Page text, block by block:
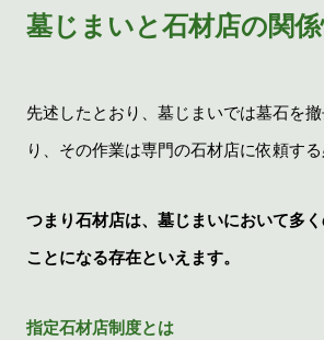
墓じまいと石材店の関
先述したとおり、墓じまいでは墓石を
り、その作業は専門の石材店に依頼する
つまり石材店は、墓じまいにおいて多
ことになる存在といえます。
指定石材店制度とは